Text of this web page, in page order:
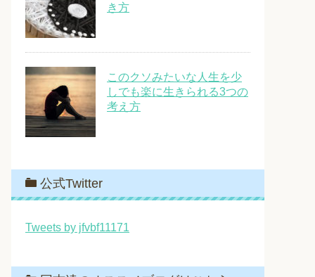
き方
このクソみたいな人生を少
しでも楽に生きられる3つの
考え方
公式Twitter
Tweets by jfvbf11171